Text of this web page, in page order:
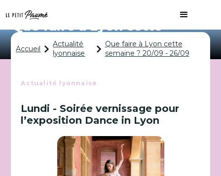
Que faire à Lyon cette
semaine ? 20/09 - 26/09
Accueil
Actualité
lyonnaise
Que faire à Lyon cette
semaine ? 20/09 - 26/09
Actualité lyonnaise
Lundi - Soirée vernissage pour
l’exposition Dance in Lyon